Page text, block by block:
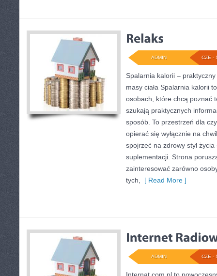
CZE -
ADMIN
Spalarnia kalorii –
masy ciała Spalarnia kalorii
osobach, które chcą poznać
szukają praktycznych
sposób. To przestrzeń dla
opierać się wyłącznie na
spojrzeć na zdrowy styl
suplementacji. Strona
zainteresować zarówno
tych,
[ Read More ]
CZE -
ADMIN